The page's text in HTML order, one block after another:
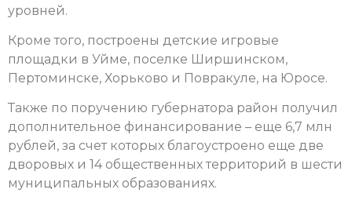
уровней.
Кроме того, построены детские игровые
площадки в Уйме, поселке Ширшинском,
Пертоминске, Хорьково и Повракуле, на Юросе.
Также по поручению губернатора район получил
дополнительное финансирование – еще 6,7 млн
рублей, за счет которых благоустроено еще две
дворовых и 14 общественных территорий в шести
муниципальных образованиях.